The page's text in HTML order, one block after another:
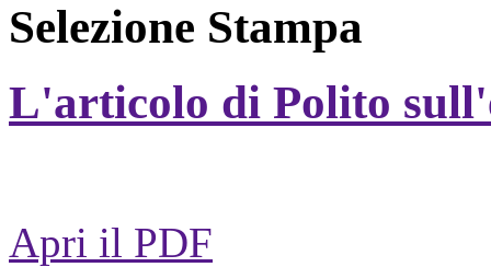
Selezione Stampa
L'articolo di Polito
Apri il PDF